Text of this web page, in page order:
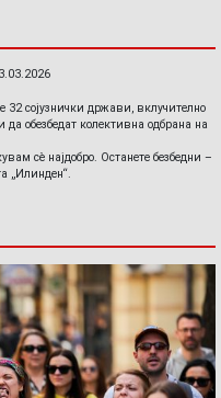
32 сојузнички држави, вклучително
обезбедат колективна одбрана на
сè најдобро. Останете безбедни –
„Илинден“.